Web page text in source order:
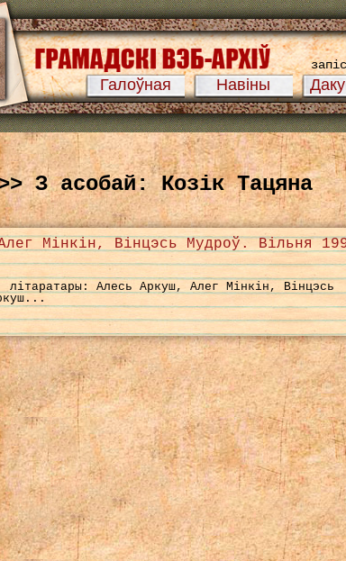
Галоўная Навіны
З асобай: Козік Тацяна
Мінкін, Вінцэсь Мудроў. Вільня
літаратары: Алесь Аркуш, Алег Мінкін, Вінцэсь